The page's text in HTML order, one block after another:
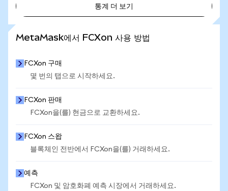
통계 더 보기
MetaMask에서 FCXon 사용 방법
FCXon 구매
몇 번의 탭으로 시작하세요.
FCXon 판매
FCXon을(를) 현금으로 교환하세요.
FCXon 스왑
블록체인 전반에서 FCXon을(를) 거래하세요.
예측
FCXon 및 암호화폐 예측 시장에서 거래하세요.